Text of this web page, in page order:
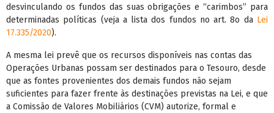
desvinculando os fundos das suas obrigações e “carimbos” para
determinadas políticas (veja a lista dos fundos no art. 8o da Lei
17.335/2020).
A mesma lei prevê que os recursos disponíveis nas contas das
Operações Urbanas possam ser destinados para o Tesouro, desde
que as fontes provenientes dos demais fundos não sejam
suficientes para fazer frente às destinações previstas na Lei, e que
a Comissão de Valores Mobiliários (CVM) autorize, formal e